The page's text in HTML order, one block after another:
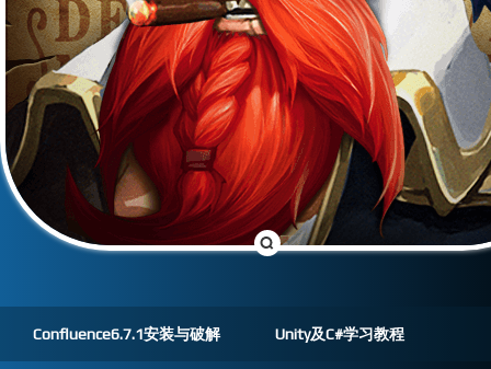
Confluence6.7.1安装与破解 Unity及C#学习教程